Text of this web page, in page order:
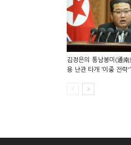
김정은의 통남봉미(通
용 난관 타개 ‘이중 전략